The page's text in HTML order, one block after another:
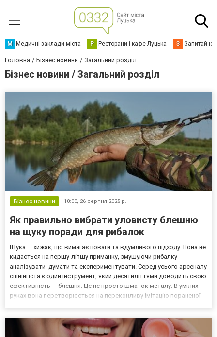
М Медичні заклади міста Р Ресторани і кафе Луцька З Запитай
Головна Бізнес новини Загальний розділ
Бізнес новини / Загальний розділ
Бізнес новини 10:00, 26 серпня 2025 р.
Як правильно вибрати уловисту блешню
на щуку поради для рибалок
Щука — хижак, що вимагає поваги та вдумливого підходу. Вона не
кидається на першу-ліпшу приманку, змушуючи рибалку
аналізувати, думати та експериментувати. Серед усього арсеналу
спінінгіста є один інструмент, який десятиліттями доводить свою
ефективність — блешня. Це не просто шматок металу. В умілих
руках вона перетворюється на переконливу імітацію пораненої